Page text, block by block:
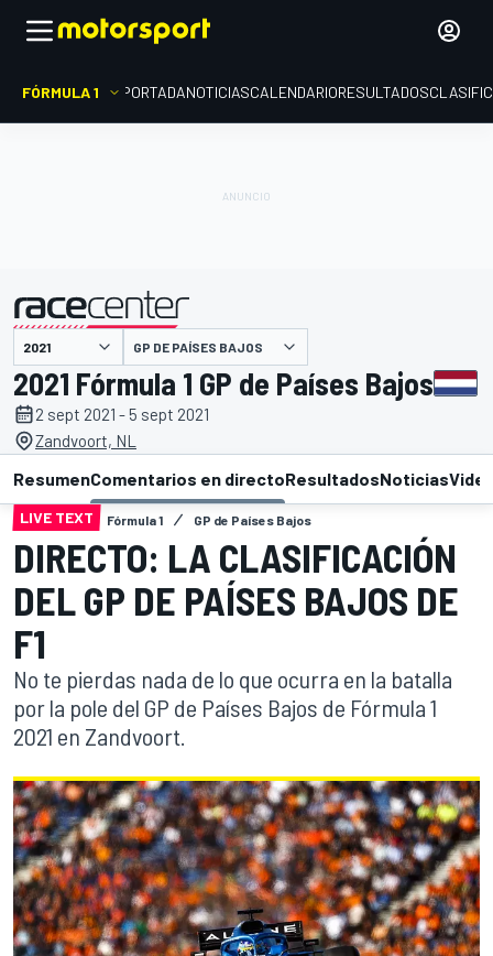
FÓRMULA 1 PORTADANOTICIASCALENDARIORESULTADOS
GP DE PAÍSES BAJOS
2021 Fórmula 1 GP de Países Bajos
2 sept 2021 - 5 sept 2021
Zandvoort, NL
ResumenComentarios en directoResultadosNoticias
LIVE TEXT Fórmula 1 GP de Países Bajos
DIRECTO: LA CLASIFICACIÓN
DEL GP DE PAÍSES BAJOS DE
F1
No te pierdas nada de lo que ocurra en la batalla
por la pole del GP de Países Bajos de Fórmula 1
2021 en Zandvoort.